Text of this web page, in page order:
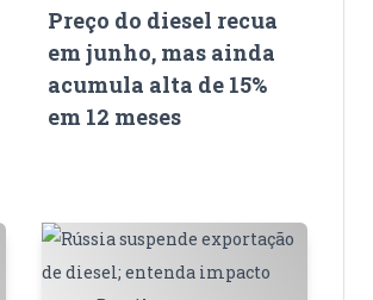
Preço do diesel recua
em junho, mas ainda
acumula alta de 15%
em 12 meses